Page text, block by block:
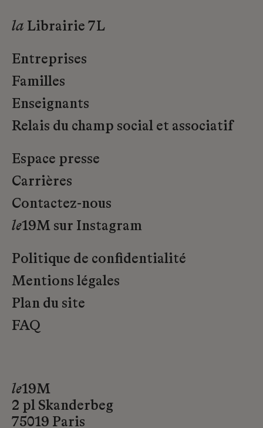
la Librairie 7L
Entreprises
Familles
Enseignants
Relais du champ social et associatif
Espace presse
Carrières
Contactez-nous
le19M sur Instagram
Politique de confidentialité
Mentions légales
Plan du site
FAQ
le19M
2 pl Skanderbeg
75019 Paris